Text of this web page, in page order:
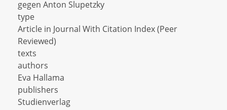
gegen Anton Slupetzky
type
Article in Journal With Citation Index (Peer
Reviewed)
texts
authors
Eva Hallama
publishers
Studienverlag